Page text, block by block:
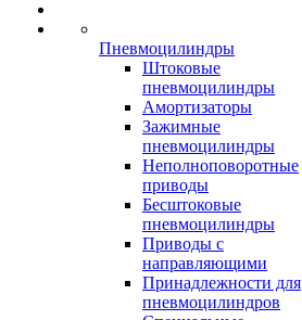
Пневмоцилиндры
Штоковые
пневмоцилиндры
Амортизаторы
Зажимные
пневмоцилиндры
Неполноповоротные
приводы
Бесштоковые
пневмоцилиндры
Приводы с
направляющими
Принадлежности для
пневмоцилиндров